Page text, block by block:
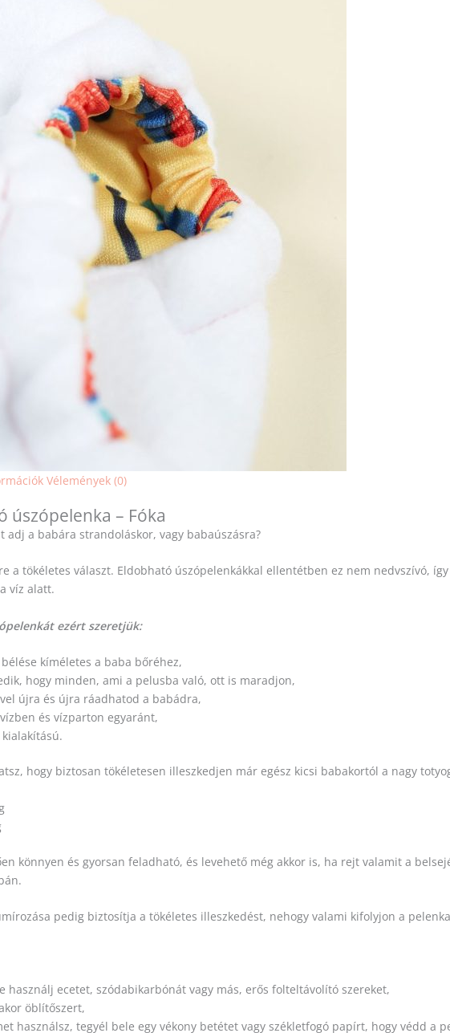
Vélemények (0)
úszópelenka – Fóka
a babára strandoláskor, vagy babaúszásra?
a tökéletes választ. Eldobható úszópelenkákkal ellentétben ez nem nedvszívó,
víz alatt.
ezért szeretjük:
kíméletes a baba bőréhez,
hogy minden, ami a pelusba való, ott is maradjon,
újra és újra ráadhatod a babádra,
és vízparton egyaránt,
hogy biztosan tökéletesen illeszkedjen már egész kicsi babakortól a nagy
könnyen és gyorsan feladható, és levehető még akkor is, ha rejt valamit a
pedig biztosítja a tökéletes illeszkedést, nehogy valami kifolyjon a
használj ecetet, szódabikarbónát vagy más, erős folteltávolító szereket,
öblítőszert,
használsz, tegyél bele egy vékony betétet vagy székletfogó papírt, hogy védd a